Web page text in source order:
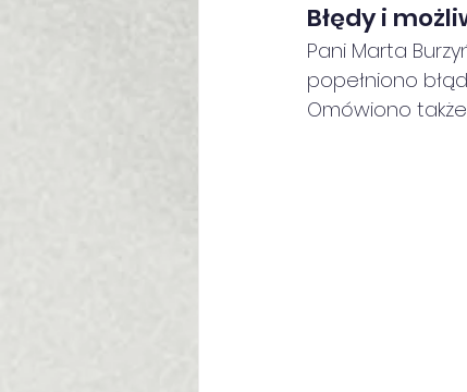
Błędy i
Pani Marta
popełniono
Omówiono także